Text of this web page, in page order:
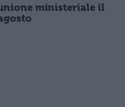
ministeriale il